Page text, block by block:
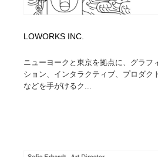
LOWORKS INC.
ニューヨークと東京を拠点に、グラフ
ション、インタラクティブ、プロダク
などを手がけるク...